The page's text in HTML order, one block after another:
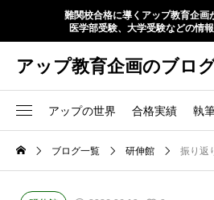
難関校合格に導くアップ教育企画
医学部受験、大学受験などの情
アップ教育企画のブロ
アップの世界 合格実績 執
ブログ一覧 研伸館 振り返